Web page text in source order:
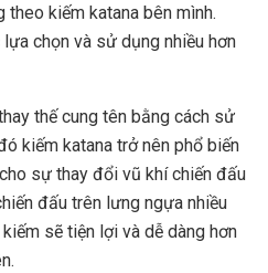
kiếm katana bên mình.
chọn và sử dụng nhiều hơn
thế cung tên bằng cách sử
kiếm katana trở nên phổ biến
sự thay đổi vũ khí chiến đấu
đấu trên lưng ngựa nhiều
sẽ tiện lợi và dễ dàng hơn